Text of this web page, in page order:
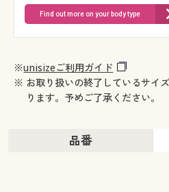
Find out more on your body type
※unisizeご利用ガイド
※ お取り扱いの終了しているサイ
ります。予めご了承ください。
品番